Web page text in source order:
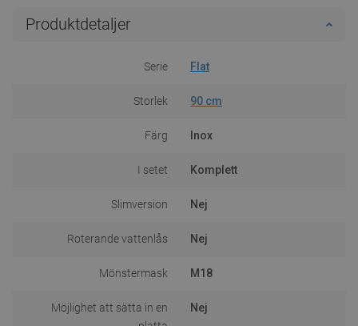
Produktdetaljer
Serie Flat
Storlek 90 cm
Färg Inox
I setet Komplett
Slimversion Nej
Roterande vattenlås Nej
Mönstermask M18
Möjlighet att sätta in en
Nej